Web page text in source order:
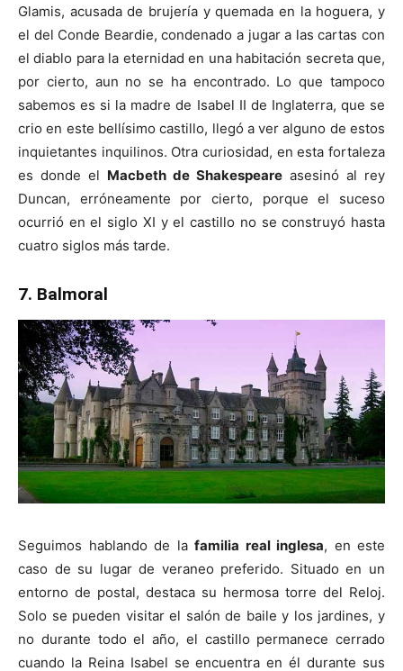
Glamis, acusada de brujería y quemada en la hoguera, y
el del Conde Beardie, condenado a jugar a las cartas con
el diablo para la eternidad en una habitación secreta que,
por cierto, aun no se ha encontrado. Lo que tampoco
sabemos es si la madre de Isabel II de Inglaterra, que se
crio en este bellísimo castillo, llegó a ver alguno de estos
inquietantes inquilinos. Otra curiosidad, en esta fortaleza
es donde el Macbeth de Shakespeare asesinó al rey
Duncan, erróneamente por cierto, porque el suceso
ocurrió en el siglo XI y el castillo no se construyó hasta
cuatro siglos más tarde.
7. Balmoral
Seguimos hablando de la familia real inglesa, en este
caso de su lugar de veraneo preferido. Situado en un
entorno de postal, destaca su hermosa torre del Reloj.
Solo se pueden visitar el salón de baile y los jardines, y
no durante todo el año, el castillo permanece cerrado
cuando la Reina Isabel se encuentra en él durante sus